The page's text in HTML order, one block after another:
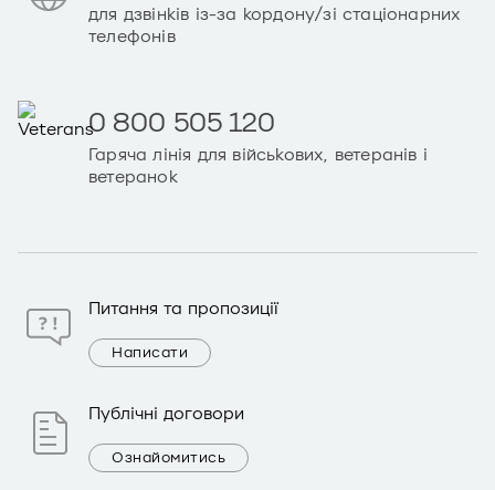
для дзвінків із-за кордону/зі стаціонарних
телефонів
0 800 505 120
Гаряча лінія для військових, ветеранів і
ветеранок
Питання та пропозиції
Написати
Публічні договори
Ознайомитись